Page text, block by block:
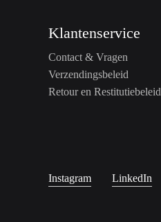
Klantenservice
Contact & Vragen
Verzendingsbeleid
Retour en Restitutiebeleid
Instagram LinkedIn